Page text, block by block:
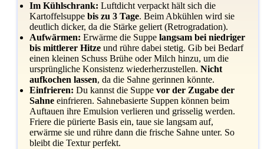
Im Kühlschrank: Luftdicht verpackt hält sich die
Kartoffelsuppe bis zu 3 Tage. Beim Abkühlen wird sie
deutlich dicker, da die Stärke geliert (Retrogradation).
Aufwärmen: Erwärme die Suppe langsam bei niedriger
bis mittlerer Hitze und rühre dabei stetig. Gib bei Bedarf
einen kleinen Schuss Brühe oder Milch hinzu, um die
ursprüngliche Konsistenz wiederherzustellen. Nicht
aufkochen lassen, da die Sahne gerinnen könnte.
Einfrieren: Du kannst die Suppe vor der Zugabe der
Sahne einfrieren. Sahnebasierte Suppen können beim
Auftauen ihre Emulsion verlieren und grisselig werden.
Friere die pürierte Basis ein, taue sie langsam auf,
erwärme sie und rühre dann die frische Sahne unter. So
bleibt die Textur perfekt.